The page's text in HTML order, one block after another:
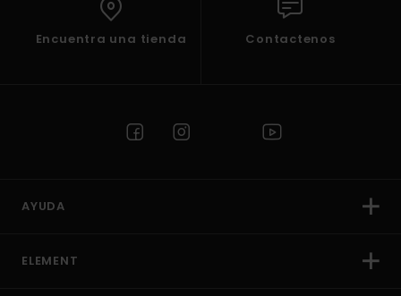
Encuentra una tienda Contactenos
AYUDA
ELEMENT